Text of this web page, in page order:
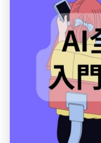
花藝手工
寵物護理及美容
寵物行為訓練
寵物急救
藝術分享
健康運動
布藝手工
花藝手工
寵物護理及美容
寵物行為訓練
藝術分享
健康運動
寵愛軒 (長沙
融藝坊